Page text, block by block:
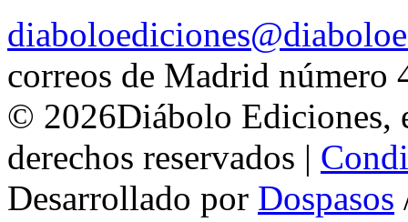
correos de Madrid número
© 2026Diábolo Ediciones,
derechos reservados |
Desarrollado por Dospasos